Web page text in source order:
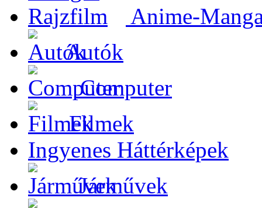
Anime-
Autók
Computer
Filmek
Ingyenes Háttérképek
Járművek